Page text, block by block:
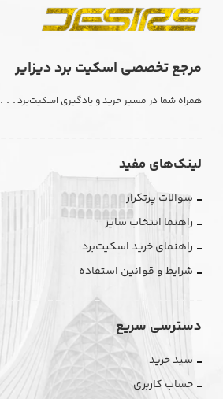
مرجع تخصصی اسکیت برد دیزایر
همراه شما در مسیر خرید و یادگیری اسکیت‌برد. . .
لینک‌های مفید
سوالات پرتکرار
راهنما انتخاب سایز
راهنمای خرید اسکیت‌برد
شرایط و قوانین استفاده
دسترسی سریع
سبد خرید
حساب کاربری